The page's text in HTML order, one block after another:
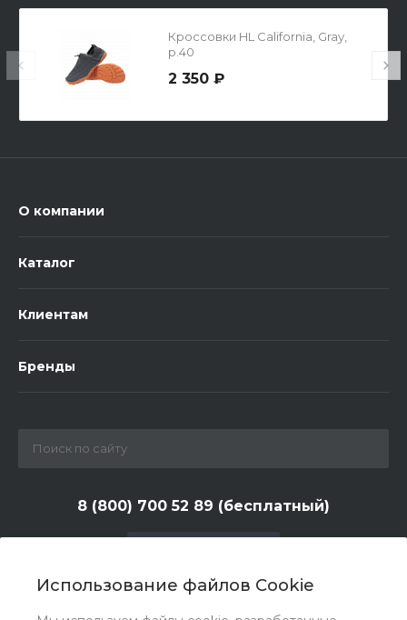
Использование файлов Cookie
Кроссовки HL California, Gray,
р.40
2 350 ₽
О компании
Каталог
Клиентам
Бренды
8 (800) 700 52 89 (бесплатный)
zakaz@huntlandia.ru